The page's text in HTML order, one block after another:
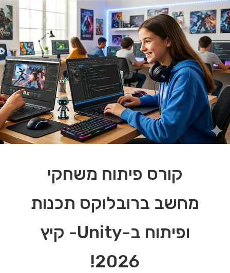
קורס פיתוח משחקי
מחשב ברובלוקס תכנות
ופיתוח ב-Unity- קיץ
2026!